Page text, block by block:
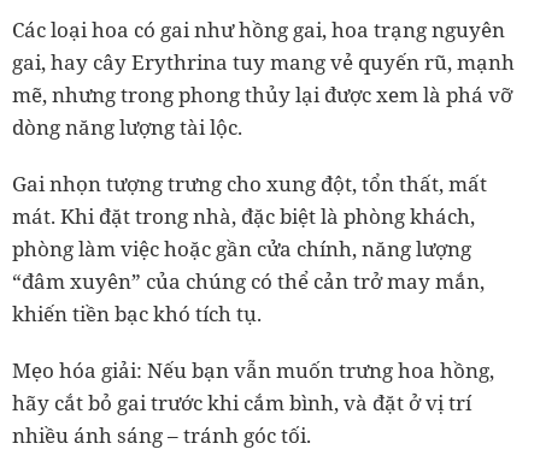
Các loạihoa có gainhư hồng gai, hoa trạng nguyên
gai, hay cây Erythrina tuy mang vẻ quyến rũ, mạnh
mẽ, nhưng trong phong thủy lại được xem là phá vỡ
dòng năng lượng tài lộc.
Gai nhọn tượng trưng cho xung đột, tổn thất, mất
mát. Khi đặt trong nhà, đặc biệt là phòng khách,
phòng làm việc hoặc gần cửa chính, năng lượng
“đâm xuyên” của chúng có thể cản trở may mắn,
khiến tiền bạc khó tích tụ.
Mẹo hóa giải: Nếu bạn vẫn muốn trưng hoa hồng,
hãy cắt bỏ gai trước khi cắm bình, và đặt ở vị trí
nhiều ánh sáng – tránh góc tối.